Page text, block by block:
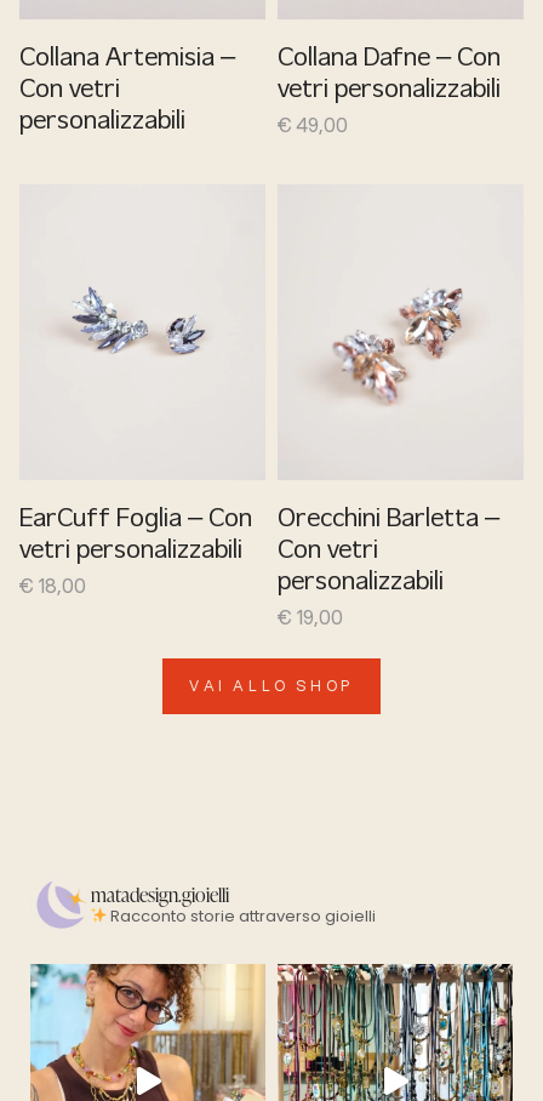
Collana Artemisia –
Con vetri
personalizzabili
Collana Dafne – Con
vetri personalizzabili
€49,00
EarCuff Foglia – Con
vetri personalizzabili
€ 18,00
Orecchini Barletta –
Con vetri
personalizzabili
€ 19,00
VAI ALLO SHOP
matadesign.gioielli
Racconto storie attraverso gioielli